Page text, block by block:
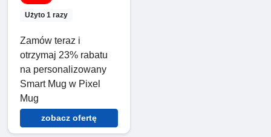
Użyto 1 razy
Zamów teraz i
otrzymaj 23% rabatu
na personalizowany
Smart Mug w Pixel
Mug
zobacz ofertę